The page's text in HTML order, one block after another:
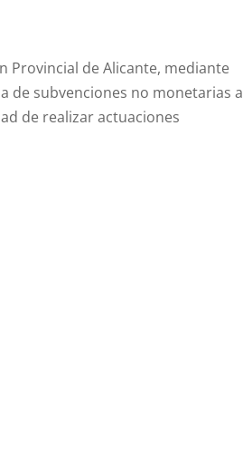
Provincial de Alicante, mediante
de subvenciones no monetarias a
de realizar actuaciones